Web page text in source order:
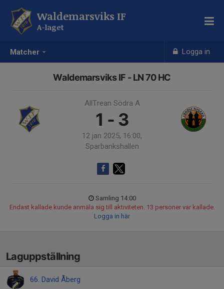
Matcher Logga in
Waldemarsviks IF
A-laget
Waldemarsviks IF - LN 70 HC
AllTrean Södra A
1 - 3
12 jan 2025, 16:00,
Sparbankshallen
Samling 14:00
Endast kallade kunde anmäla sig till aktiviteten. 13 personer var kallade.
Logga in här
Laguppställning
66. David Åberg